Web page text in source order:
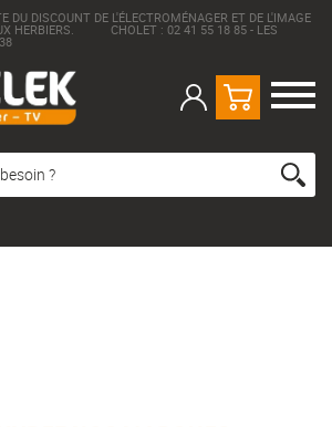
DU DISCOUNT DE L'ÉLECTROMÉNAGER ET DE L'IMAGE
HERBIERS. CHOLET : 02 41 55 18 85 - LES